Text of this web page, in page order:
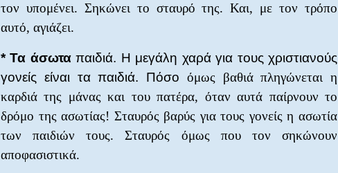
τον υπομένει. Σηκώνει το σταυρό της. Και, με τον τρόπο
αυτό, αγιάζει.
* Τα άσωταπαιδιά. Η μεγάλη χαρά για τους χριστιανούς
γονείς είναι τα παιδιά. Πόσο όμως βαθιά πληγώνεται η
καρδιά της μάνας και του πατέρα, όταν αυτά παίρνουν το
δρόμο της ασωτίας! Σταυρός βαρύς για τους γονείς η ασωτία
των παιδιών τους. Σταυρός όμως που τον σηκώνουν
αποφασιστικά.